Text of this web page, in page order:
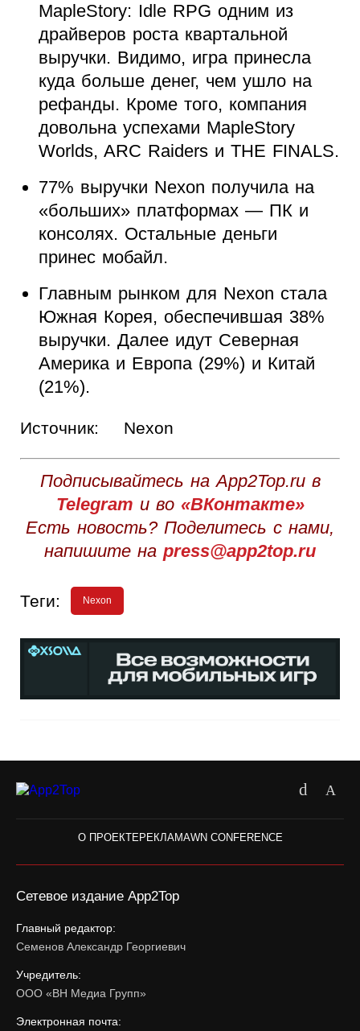
MapleStory: Idle RPG одним из
драйверов роста квартальной
выручки. Видимо, игра принесла
куда больше денег, чем ушло на
рефанды. Кроме того, компания
довольна успехами MapleStory
Worlds, ARC Raiders и THE FINALS.
77% выручки Nexon получила на
«больших» платформах — ПК и
консолях. Остальные деньги
принес мобайл.
Главным рынком для Nexon стала
Южная Корея, обеспечившая 38%
выручки. Далее идут Северная
Америка и Европа (29%) и Китай
(21%).
Источник: Nexon
Подписывайтесь на App2Top.ru в
Telegram и во «ВКонтакте»
Есть новость? Поделитесь с нами,
напишите на press@app2top.ru
Теги: Nexon
О ПРОЕКТЕРЕКЛАМАWN CONFERENCE
Сетевое издание App2Top
Главный редактор:
Семенов Александр Георгиевич
Учредитель:
ООО «ВН Медиа Групп»
Электронная почта: